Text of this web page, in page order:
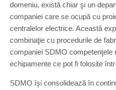
domeniu, există chiar şi un
companiei care se ocupă cu
centralelor electrice. Această
combinaţie cu procedurile de
companiei SDMO competenţele
echipamente ce pot fi folosite
SDMO îşi consolidează în